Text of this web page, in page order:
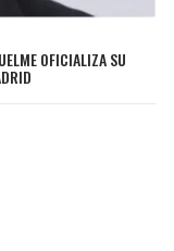
OFICIALIZA SU